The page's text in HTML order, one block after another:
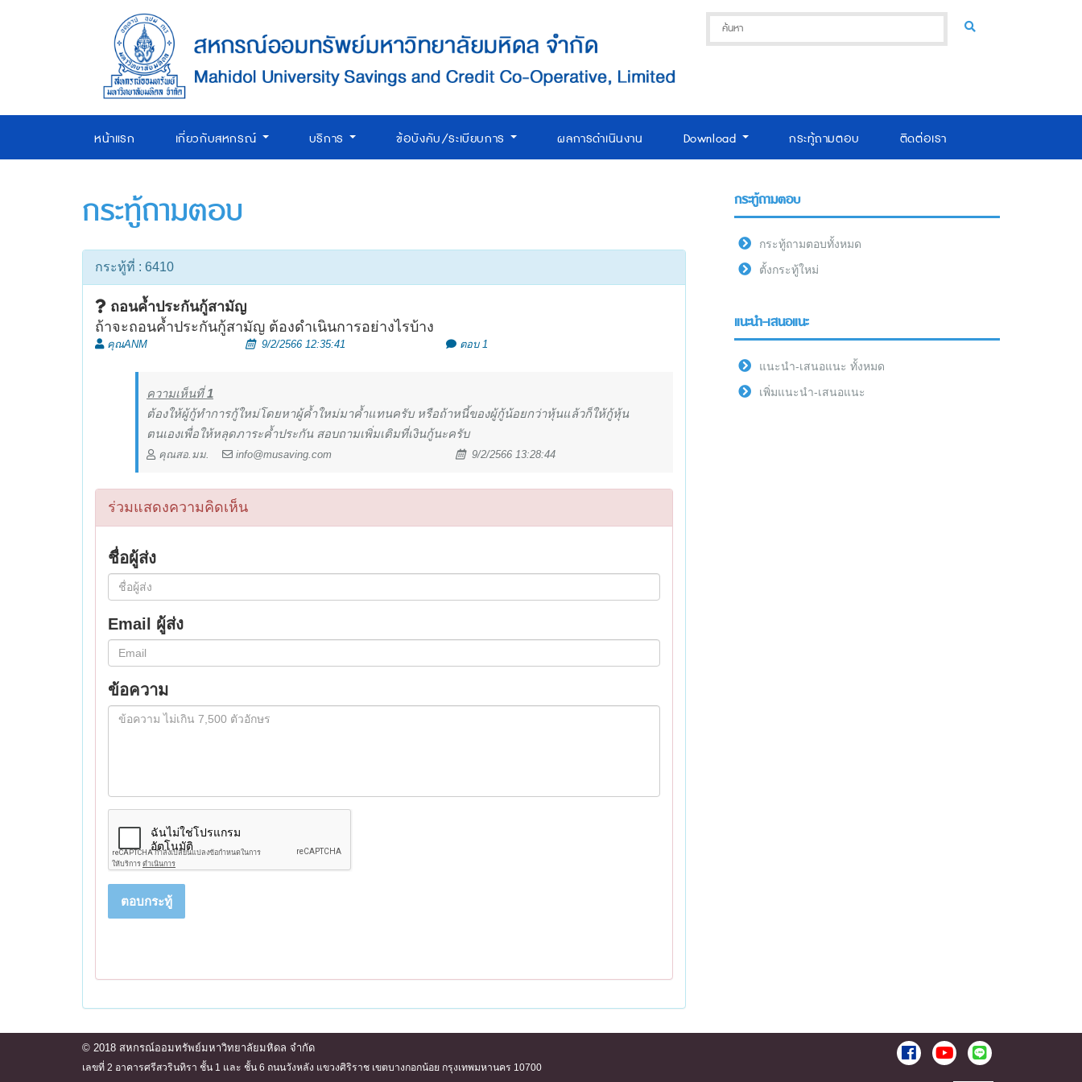
หน้าแรก เกี่ยวกับสหกรณ์ บริการ ข้อบังคับ/ระเบียบการ ผลการดำเนินงาน Download กระทู้ถามตอบ ติดต่อเรา
กระทู้ถามตอบ
กระทู้ที่ : 6410
ถอนค้ำประกันกู้สามัญ
ถ้าจะถอนค้ำประกันกู้สามัญ ต้องดำเนินการอย่างไรบ้าง
คุณANM 9/2/2566 12:35:41 ตอบ 1
ความเห็นที่1
ต้องให้ผู้กู้ทำการกู้ใหม่โดยหาผู้ค้ำใหม่มาค้ำแทนครับ หรือถ้าหนี้ของผู้กู้น้อยกว่าหุ้นแล้วก็ให้กู้หุ้น
ตนเองเพื่อให้หลุดภาระค้ำประกัน สอบถามเพิ่มเติมที่เงินกู้นะครับ
คุณสอ.มม. info@musaving.com 9/2/2566 13:28:44
ร่วมแสดงความคิดเห็น
ชื่อผู้ส่ง
Email ผู้ส่ง
ข้อความ
ตอบกระทู้
กระทู้ถามตอบ
กระทู้ถามตอบทั้งหมด
ตั้งกระทู้ใหม่
แนะนำ-เสนอแนะ
แนะนำ-เสนอแนะ ทั้งหมด
เพิ่มแนะนำ-เสนอแนะ
© 2018 สหกรณ์ออมทรัพย์มหาวิทยาลัยมหิดล จำกัด
เลขที่ 2 อาคารศรีสวรินทิรา ชั้น 1 และ ชั้น 6 ถนนวังหลัง แขวงศิริราช เขตบางกอกน้อย กรุงเทพมหานคร 10700